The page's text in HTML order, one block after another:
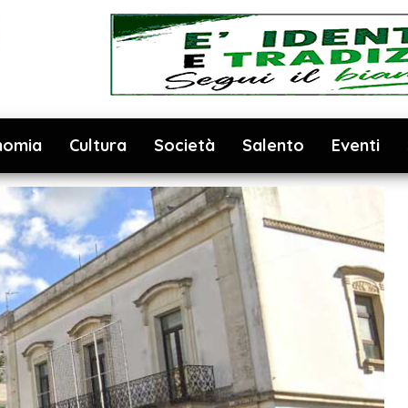
Cultura Società Salento Eventi